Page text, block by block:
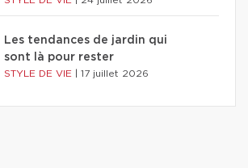
Les tendances de jardin qui
sont là pour rester
STYLE DE VIE 17 juillet 2026